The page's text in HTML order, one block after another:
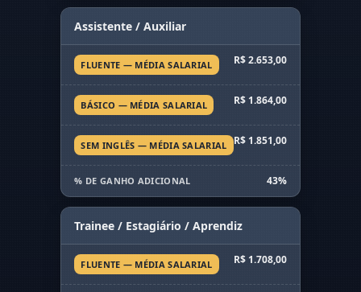
Assistente / Auxiliar
FLUENTE — MÉDIA SALARIAL R$ 2.653,00
BÁSICO — MÉDIA SALARIAL R$ 1.864,00
SEM INGLÊS — MÉDIA SALARIAL R$ 1.851,00
% DE GANHO ADICIONAL 43%
Trainee / Estagiário / Aprendiz
FLUENTE — MÉDIA SALARIAL R$ 1.708,00